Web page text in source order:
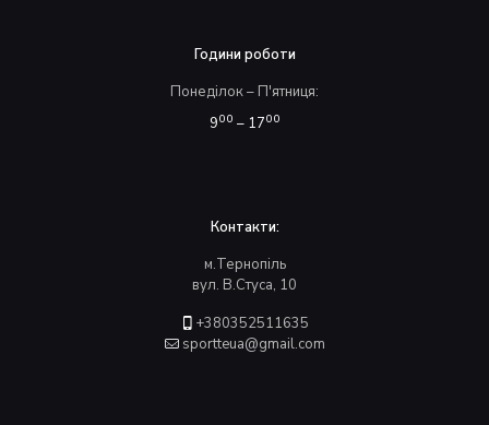
Години роботи
Понеділок – П'ятниця:
900 – 1700
Контакти:
м.Тернопіль
вул. В.Стуса, 10
+380352511635
sportteua@gmail.com